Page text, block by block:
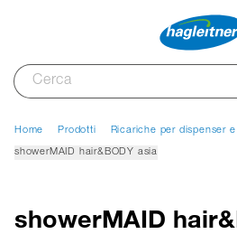
Home Prodotti Ricariche per dispenser
showerMAID hair&BODY asia
showerMAID